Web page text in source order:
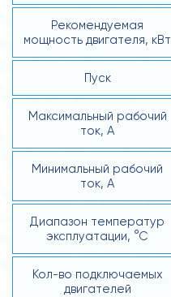
Рекомендуемая
мощность двигателя, кВт
Пуск
Максимальный рабочий
ток, А
Минимальный рабочий
ток, А
Диапазон температур
эксплуатации, °С
Кол-во подключаемых
двигателей